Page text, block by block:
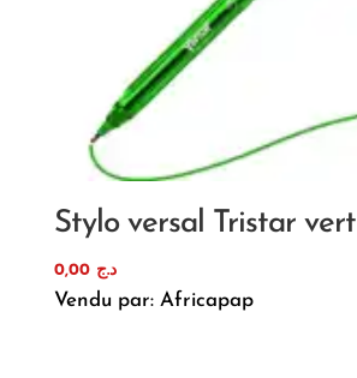
Stylo versal Tristar vert
د.ج 0,00
Vendu par: Africapap